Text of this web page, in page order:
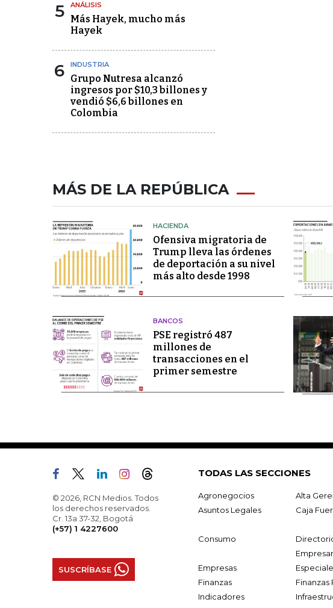
5 ANÁLISIS
Más Hayek, mucho más
Hayek
6 INDUSTRIA
Grupo Nutresa alcanzó
ingresos por $10,3 billones y
vendió $6,6 billones en
Colombia
MÁS DE LA REPÚBLICA
HACIENDA
Ofensiva migratoria de
Trump lleva las órdenes
de deportación a su nivel
más alto desde 1998
BANCOS
PSE registró 487
millones de
transacciones en el
primer semestre
© 2026, RCN Medios. Todos
los derechos reservados.
Cr. 13a 37-32, Bogotá
(+57) 1 4227600
SUSCRÍBASE
TODAS LAS SECCIONES
Agronegocios Alta
Asuntos Legales
Caja
Consumo
Empresas
Finanzas
Finanzas
Indicadores